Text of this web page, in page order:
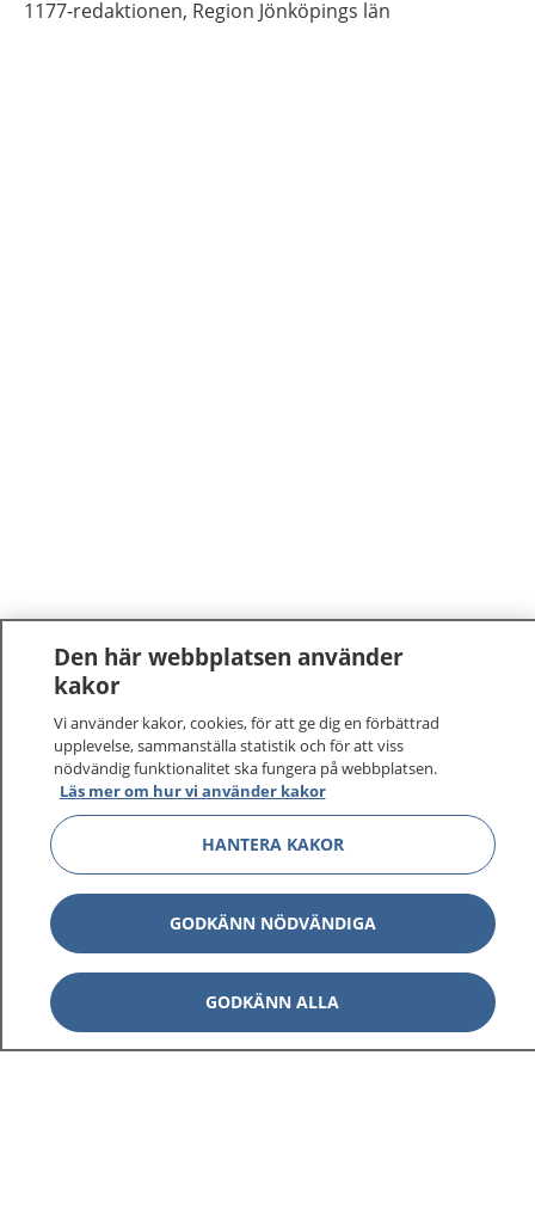
1177-redaktionen, Region Jönköpings län
1177–tryggt om din hälsa och vård
På 1177.se får du råd om hälsa och information om
sjukdomar och vilka mottagningar du kan kontakta.
Logga in för att läsa din journal och göra dina
vårdärenden. Ring telefonnummer 1177 för
sjukvårdsrådgivning dygnet runt.
1177 ger dig råd när du vill må bättre.
Den här webbplatsen använder
kakor
Vi använder kakor, cookies, för att ge dig en förbättrad
upplevelse, sammanställa statistik och för att viss
nödvändig funktionalitet ska fungera på webbplatsen.
Läs mer om hur vi använder kakor
HANTERA KAKOR
GODKÄNN NÖDVÄNDIGA
GODKÄNN ALLA